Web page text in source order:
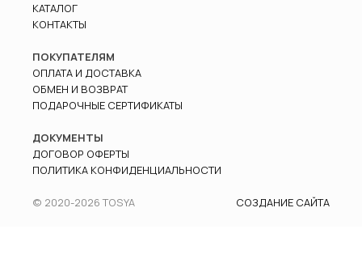
КАТАЛОГ
КОНТАКТЫ
ПОКУПАТЕЛЯМ
ОПЛАТА И ДОСТАВКА
ОБМЕН И ВОЗВРАТ
ПОДАРОЧНЫЕ СЕРТИФИКАТЫ
ДОКУМЕНТЫ
ДОГОВОР ОФЕРТЫ
ПОЛИТИКА КОНФИДЕНЦИАЛЬНОСТИ
© 2020-2026 TOSYA СОЗДАНИЕ САЙТА